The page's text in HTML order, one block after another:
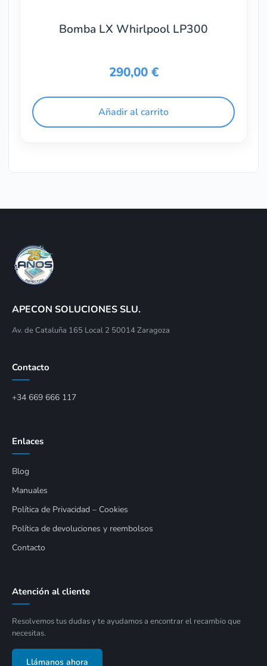
Bomba LX Whirlpool LP300
290,00 €
Añadir al carrito
APECON SOLUCIONES SLU.
Av. de Cataluña 165 Local 2 50014 Zaragoza
Contacto
+34 669 666 117
Enlaces
Blog
Manuales
Política de Privacidad – Cookies
Política de devoluciones y reembolsos
Contacto
Atención al cliente
Resolvemos tus dudas y te ayudamos a encontrar el recambio que
necesitas.
Llámanos ahora